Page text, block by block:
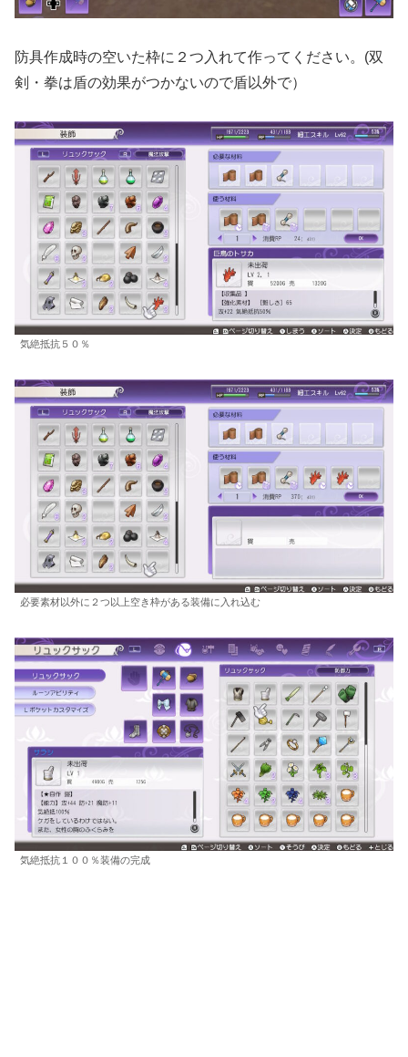
防具作成時の空いた枠に２つ入れて作ってください。(双
剣・拳は盾の効果がつかないので盾以外で）
気絶抵抗５０％
必要素材以外に２つ以上空き枠がある装備に入れ込む
気絶抵抗１００％装備の完成